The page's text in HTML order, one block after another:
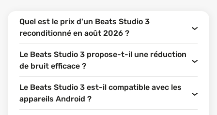
Quel est le prix d'un Beats Studio 3
reconditionné en août 2026 ?
Le Beats Studio 3 propose-t-il une réduction
de bruit efficace ?
Le Beats Studio 3 est-il compatible avec les
appareils Android ?